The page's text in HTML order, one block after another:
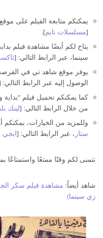
مشاهدة فيلم بداية ونهاية
يمكنكم متابعة الفيلم على
[مسلسلات تايم].
يتاح لكم أيضًا مشاهدة فيلم
سينما، عبر الرابط التالي: [
يوفر موقع شاهد تي في الفرصة
الوصول إليه عبر الرابط التالي:
كما يمكنكم تحميل فيلم “بداية
من خلال الرابط التالي: [لينك
وللمزيد من الخيارات، يمكنكم
ستار ، عبر الرابط التالي: [ايجي
نتمنى لكم وقتًا ممتعًا واستمتاعًا
شاهد أيضاً:
زي سينما)